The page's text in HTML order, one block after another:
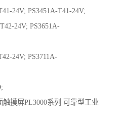
24V; PS3451A-T41-24V;
24V; PS3651A-
24V; PS3711A-
触摸屏PL3000系列 可靠型工业